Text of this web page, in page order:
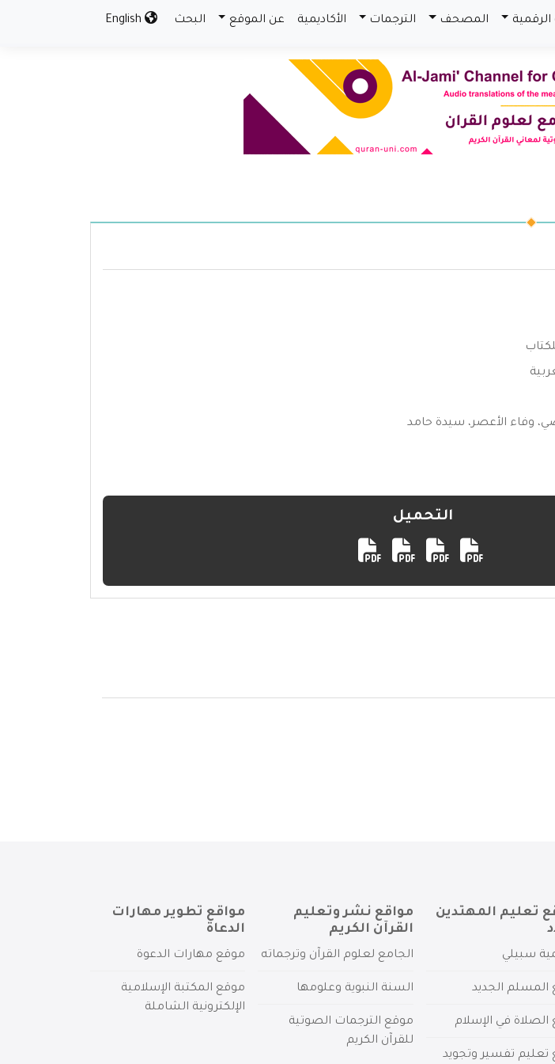
الرقمية المصحف الترجمات الأكاديمية عن الموقع البحث
وفاء الأعصر، سيدة حامد
التحميل
تعليم المهتدين
سبيلي
المسلم الجديد
في الإسلام
تعليم تفسير وتجويد
مواقع نشر وتعليم
القرآن الكريم
الجامع لعلوم القرآن وترجماته
السنة النبوية وعلومها
موقع الترجمات الصوتية
للقرآن الكريم
مواقع تطوير مهارات
الدعاة
موقع مهارات الدعوة
موقع المكتبة الإسلامية
الإلكترونية الشاملة